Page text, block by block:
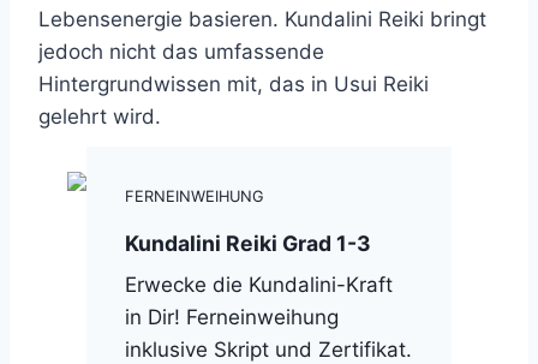
Lebensenergie basieren. Kundalini Reiki bringt
jedoch nicht das umfassende
Hintergrundwissen mit, das in Usui Reiki
gelehrt wird.
FERNEINWEIHUNG
Kundalini Reiki Grad 1-3
Erwecke die Kundalini-Kraft
in Dir! Ferneinweihung
inklusive Skript und Zertifikat.